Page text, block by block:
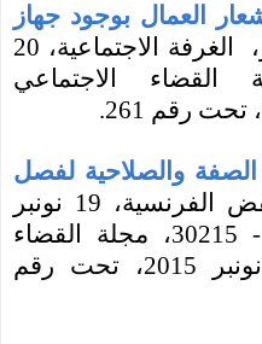
العمال بوجود جهاز
الاجتماعية، 20
القضاء الاجتماعي
والصلاحية لفصل
، م النقض الفرنسية، 19 نونبر
مجلة القضاء
نونبر 2015، تحت رقم